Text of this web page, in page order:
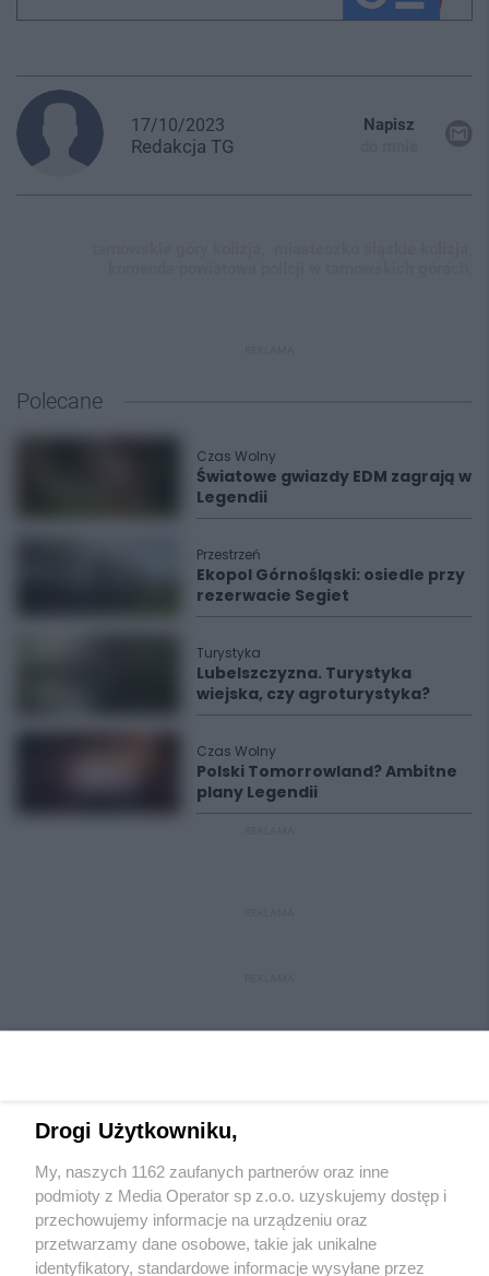
17/10/2023
Redakcja TG
Napisz
Polecane
Czas Wolny
Światowe gwiazdy EDM zagrają w
Legendii
Przestrzeń
Ekopol Górnośląski: osiedle przy
rezerwacie Segiet
Turystyka
Lubelszczyzna. Turystyka
wiejska, czy agroturystyka?
Czas Wolny
Polski Tomorrowland? Ambitne
plany Legendii
Wydawca mediówlokalnych
Drogi Użytkowniku,
My, naszych 1162 zaufanych partnerów oraz inne
podmioty z Media Operator sp z.o.o. uzyskujemy dostęp i
przechowujemy informacje na urządzeniu oraz
przetwarzamy dane osobowe, takie jak unikalne
identyfikatory, standardowe informacje wysyłane przez